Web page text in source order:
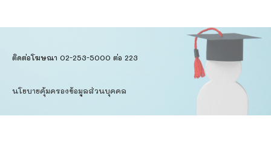
ติดต่อโฆษณา 02-253-5000​ ต่อ 223
นโยบายคุ้มครองข้อมูลส่วนบุคคล​